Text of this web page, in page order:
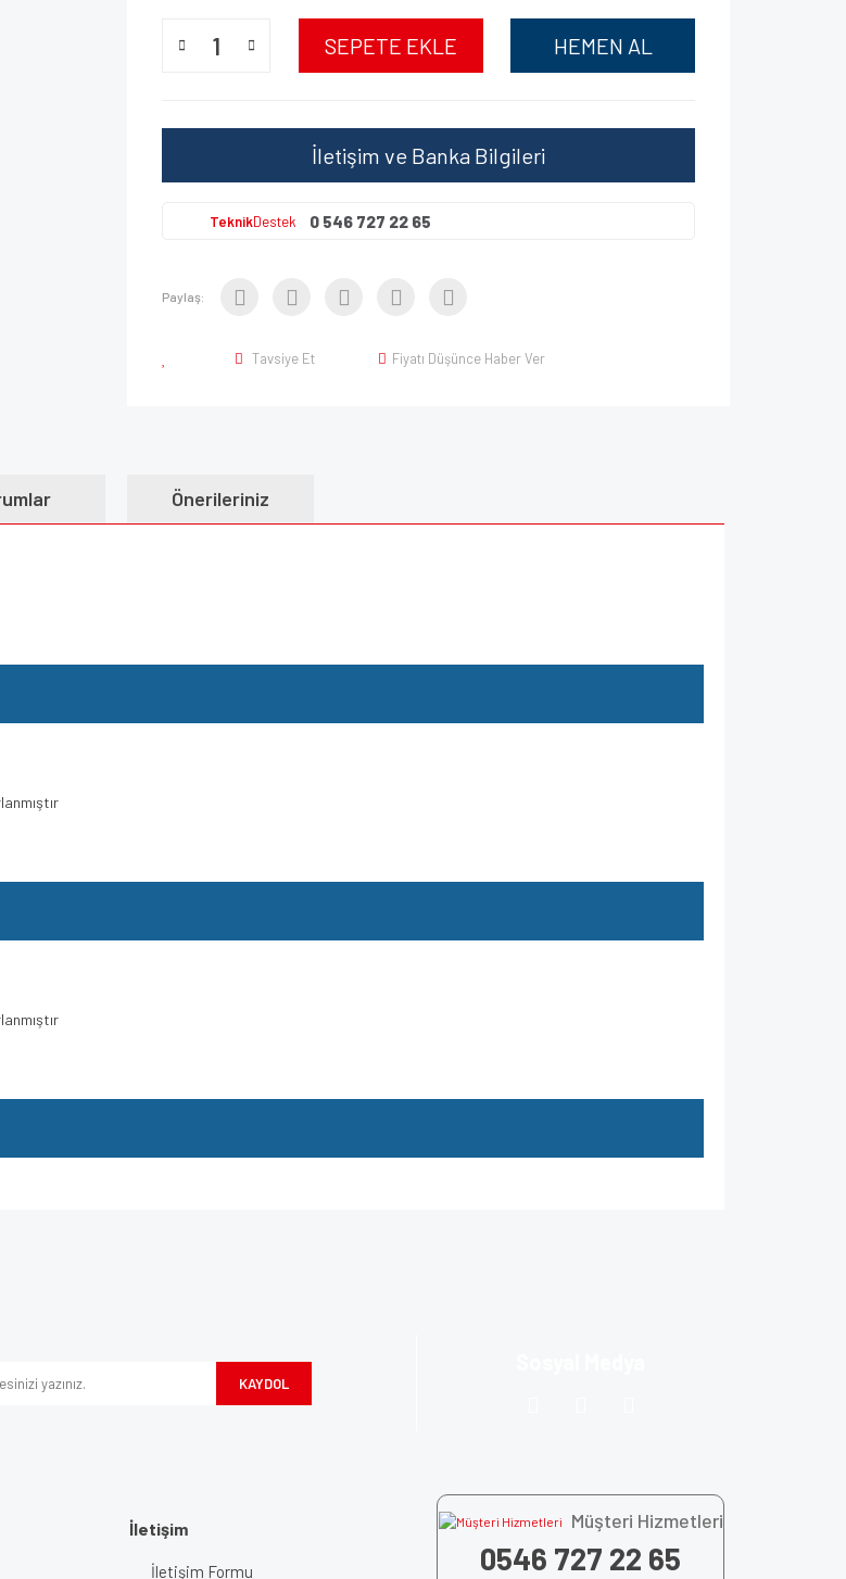
SEPETE EKLE HEMEN AL
İletişim ve Banka Bilgileri
TeknikDestek 0 546 727 22 65
Paylaş:
Tavsiye Et Fiyatı Düşünce Haber Ver
Önerileriniz
KAYDOL
İletişim
İletişim Formu
Müşteri Hizmetleri
0546 727 22 65